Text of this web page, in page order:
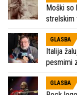
Moški so
strelskim
GLASBA
Italija
pesmimi
GLASBA